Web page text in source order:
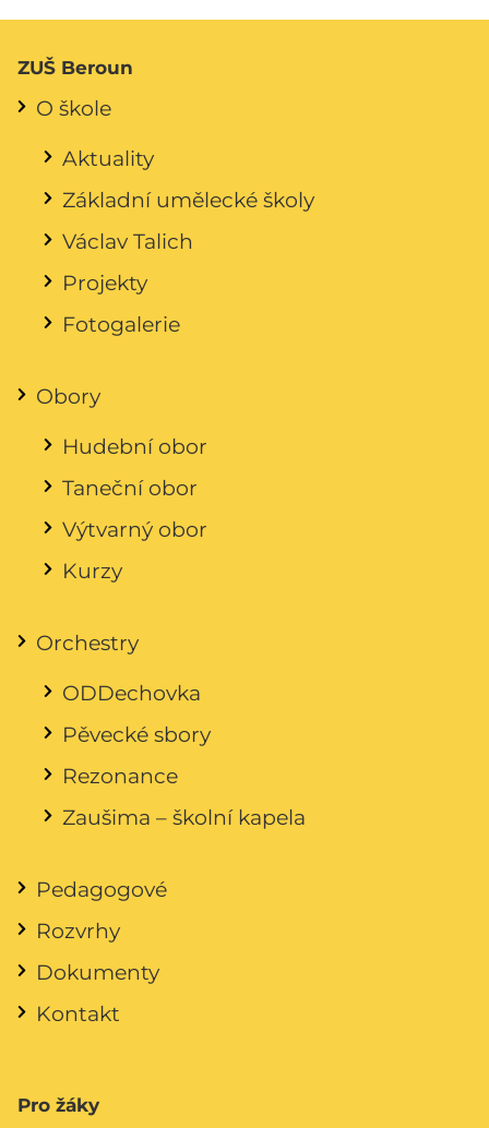
ZUŠ Beroun
O škole
Aktuality
Základní umělecké školy
Václav Talich
Projekty
Fotogalerie
Obory
Hudební obor
Taneční obor
Výtvarný obor
Kurzy
Orchestry
ODDechovka
Pěvecké sbory
Rezonance
Zaušima – školní kapela
Pedagogové
Rozvrhy
Dokumenty
Kontakt
Pro žáky